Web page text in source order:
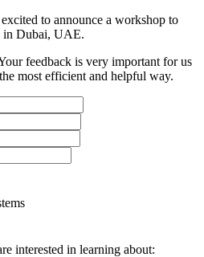
to announce a workshop to
in Dubai, UAE.
feedback is very important for us
most efficient and helpful way.
interested in learning about: